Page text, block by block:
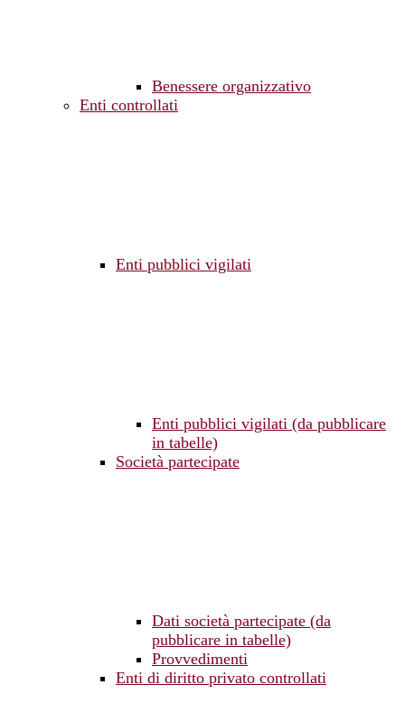
Benessere organizzativo
Enti controllati
Enti pubblici vigilati
Enti pubblici vigilati (da pubblicare
in tabelle)
Società partecipate
Dati società partecipate (da
pubblicare in tabelle)
Provvedimenti
Enti di diritto privato controllati